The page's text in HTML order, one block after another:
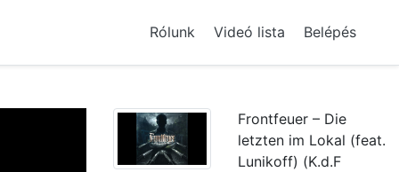
Rólunk Videó lista Belépés
Frontfeuer – Die
letzten im Lokal (feat.
Lunikoff) (K.d.F